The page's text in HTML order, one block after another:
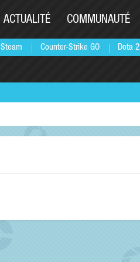
Steam Counter-Strike GO Dota 2
ACTUALITÉ COMMUNAUTÉ